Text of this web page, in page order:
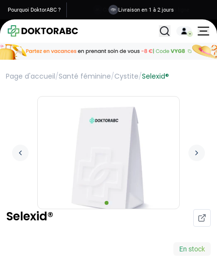
Pourquoi DoktorABC ? Livraison en 1 à 2 jours
Tous les
Page d'accueil/Santé féminine/Cystite/Selexid®
Selexid®
En stock